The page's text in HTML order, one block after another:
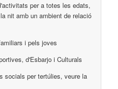
per a totes les edats,
nit amb un ambient de relació
i pels joves
d'Esbarjo i Culturals
socials per tertúlies, veure la